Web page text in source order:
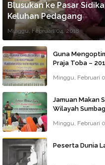
Blusukan ke Pasar
Keluhan Pedagang
Minggu, Februari 04, 2018
Guna
Praja Toba –
Minggu, Februari
Jamuan Makan
Wilayah
Minggu, Februari
Peserta Dunia